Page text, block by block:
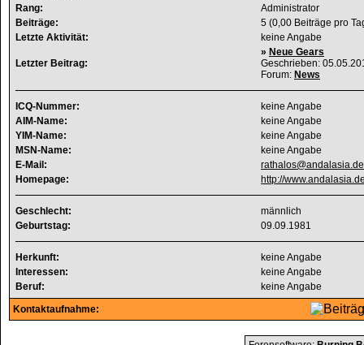
Rang:
Administrator
Beiträge:
5 (0,00 Beiträge pro
Letzte Aktivität:
keine Angabe
Letzter Beitrag:
» Neue Gears
Geschrieben:
Forum: News
ICQ-Nummer:
keine Angabe
AIM-Name:
keine Angabe
YIM-Name:
keine Angabe
MSN-Name:
keine Angabe
E-Mail:
rathalos@andalasia.de
Homepage:
http://
Geschlecht:
männlich
Geburtstag:
09.09.1981
Herkunft:
keine Angabe
Interessen:
keine Angabe
Beruf:
keine Angabe
Kontaktaufnahme: